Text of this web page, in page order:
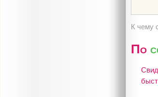
К чему
По